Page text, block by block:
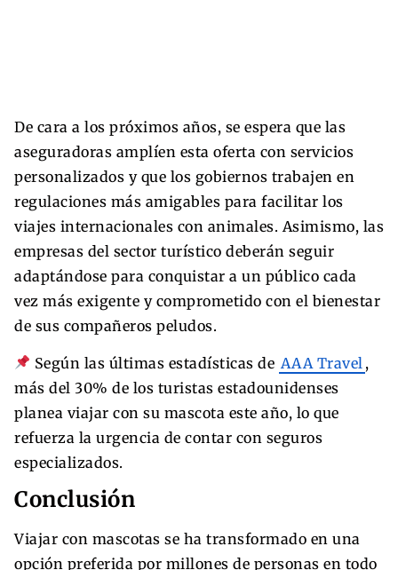
De cara a los próximos años, se espera que las
aseguradoras amplíen esta oferta con servicios
personalizados y que los gobiernos trabajen en
regulaciones más amigables para facilitar los
viajes internacionales con animales. Asimismo, las
empresas del sector turístico deberán seguir
adaptándose para conquistar a un público cada
vez más exigente y comprometido con el bienestar
de sus compañeros peludos.
Según las últimas estadísticas de AAA Travel ,
más del 30% de los turistas estadounidenses
planea viajar con su mascota este año, lo que
refuerza la urgencia de contar con seguros
especializados.
Conclusión
Viajar con mascotas se ha transformado en una
opción preferida por millones de personas en todo